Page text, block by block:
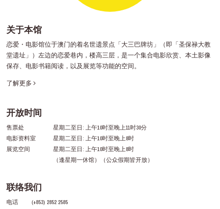
关于本馆
恋爱・电影馆位于澳门的着名世遗景点「大三巴牌坊」（即「圣保禄大教
堂遗址」）左边的恋爱巷内，楼高三层，是一个集合电影欣赏、本土影像
保存、电影书籍阅读，以及展览等功能的空间。
了解更多
开放时间
售票处
星期二至日: 上午10时至晚上11时30分
电影资料室
星期二至日: 上午10时至晚上8时
展览空间
星期二至日: 上午10时至晚上8时
（逢星期一休馆）（公众假期皆开放）
联络我们
电话
(+853) 2852 2585